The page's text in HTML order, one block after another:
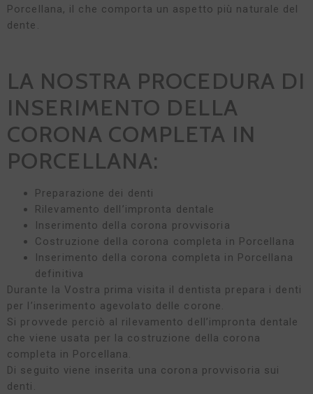
Porcellana, il che comporta un aspetto più naturale del
dente.
LA NOSTRA PROCEDURA DI
INSERIMENTO DELLA
CORONA COMPLETA IN
PORCELLANA:
Preparazione dei denti
Rilevamento dell’impronta dentale
Inserimento della corona provvisoria
Costruzione della corona completa in Porcellana
Inserimento della corona completa in Porcellana
definitiva
Durante la Vostra prima visita il dentista prepara i denti
per l’inserimento agevolato delle corone.
Si provvede perciò al rilevamento dell’impronta dentale
che viene usata per la costruzione della corona
completa in Porcellana.
Di seguito viene inserita una corona provvisoria sui
denti.